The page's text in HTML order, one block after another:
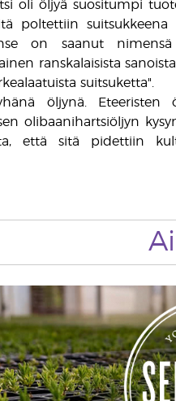
oli öljyä suositumpi
poltettiin suitsukkeena
on saanut
ranskalaisista
suitsuketta".
öljynä. Eteeristen
olibaanihartsiöljyn
että sitä pidettiin